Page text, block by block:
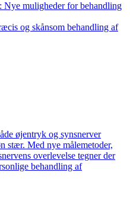
Nye muligheder for behandling
og skånsom behandling af
øjentryk og synsnerver
stær. Med nye målemetoder,
overlevelse tegner der
behandling af